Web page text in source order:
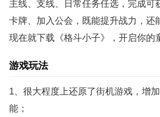
主线、支线、日常任务任选，完成可
卡牌、加入公会，既能提升战力，还
现在就下载《格斗小子》，开启你的
游戏玩法
1、很大程度上还原了街机游戏，增
能；